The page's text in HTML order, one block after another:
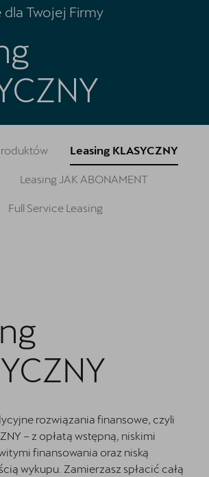
zamienne
dla Twojej Firmy
Leasing KLASYCZNY
Leasing JAK ABONAMENT
Full Service Leasing
rozwiązania finansowe, czyli
– z opłatą wstępną, niskimi
finansowania oraz niską
wykupu. Zamierzasz spłacić całą